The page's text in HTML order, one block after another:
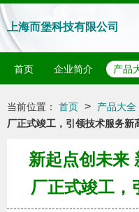
上海而堡科技有限公司
首页 企业简介 产品
当前位置： 首页 > 产品大全
厂正式竣工，引领技术服务新
新起点创未来
厂正式竣工，